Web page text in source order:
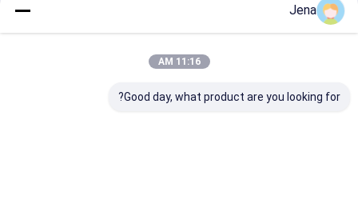
کاری ۳۶۰ درجه
Jena
11:16 AM
Good day, what product are you looking for?